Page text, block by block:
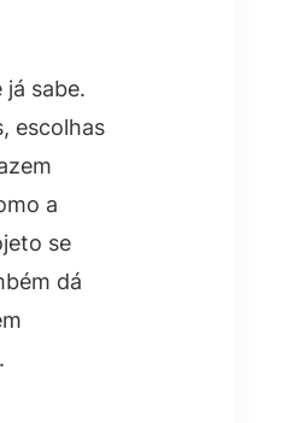
sabe.
escolhas
a
se
dá